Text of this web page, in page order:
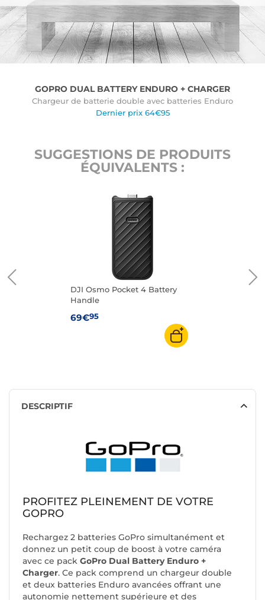
GOPRO DUAL BATTERY ENDURO + CHARGER
Chargeur de batterie double avec batteries Enduro
Dernier prix 64€95
SUGGESTIONS DE PRODUITS
ÉQUIVALENTS :
DJI Osmo Pocket 4 Battery
Handle
69€95
DESCRIPTIF
PROFITEZ PLEINEMENT DE VOTRE
GOPRO
Rechargez 2 batteries GoPro simultanément et
donnez un petit coup de boost à votre caméra
avec ce pack GoPro Dual Battery Enduro +
Charger. Ce pack comprend un chargeur double
et deux batteries Enduro avancées offrant une
autonomie nettement supérieure et des